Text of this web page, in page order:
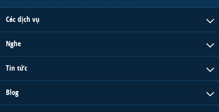
Các dịch vụ
Nghe
Tin tức
Blog